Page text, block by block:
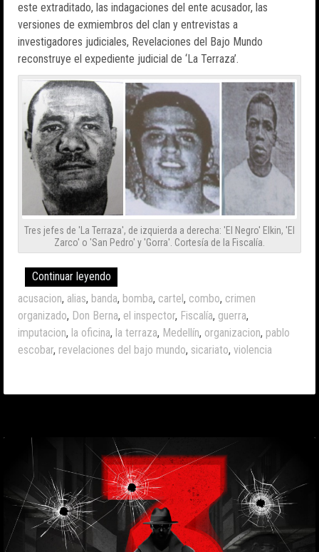
este extraditado, las indagaciones del ente acusador, las
versiones de exmiembros del clan y entrevistas a
investigadores judiciales, Revelaciones del Bajo Mundo
reconstruye el expediente judicial de ‘La Terraza’.
Tres jefes de 'La Terraza', de izquierda a derecha: 'El Negro' Elkin, 'El
Zarco' o 'San Pedro' y 'Gorra'. Cortesía de la Fiscalía.
Continuar leyendo
acusacion, alias, banda, bomba, cartel, combo, crimen
organizado, Don Berna, el inspector, Fiscalía, guerra,
imputacion, la oficina, la terraza, Medellín, organizacion, pablo
escobar, revelaciones del bajo mundo, sicariato, violencia